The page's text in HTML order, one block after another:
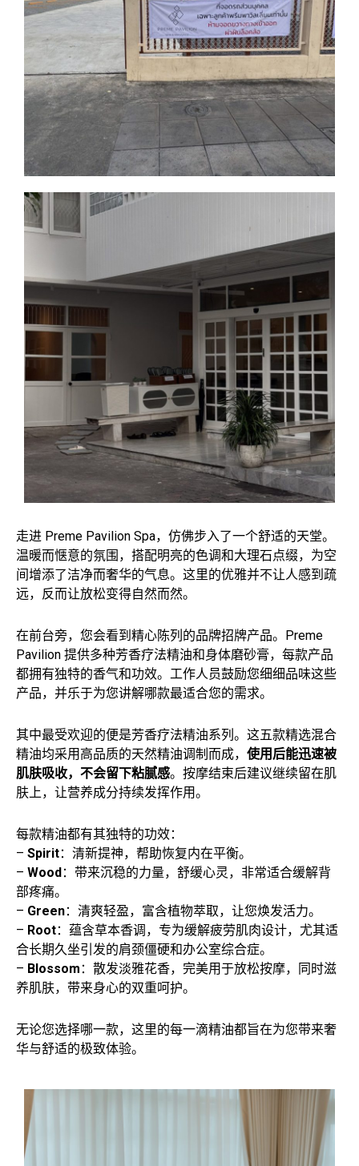
走进 Preme Pavilion Spa，仿佛步入了一个舒适的天堂。
温暖而惬意的氛围，搭配明亮的色调和大理石点缀，为空
间增添了洁净而奢华的气息。这里的优雅并不让人感到疏
远，反而让放松变得自然而然。
在前台旁，您会看到精心陈列的品牌招牌产品。Preme
Pavilion 提供多种芳香疗法精油和身体磨砂膏，每款产品
都拥有独特的香气和功效。工作人员鼓励您细细品味这些
产品，并乐于为您讲解哪款最适合您的需求。
其中最受欢迎的便是芳香疗法精油系列。这五款精选混合
精油均采用高品质的天然精油调制而成， 使用后能迅速被
肌肤吸收，不会留下粘腻感。按摩结束后建议继续留在肌
肤上，让营养成分持续发挥作用。
每款精油都有其独特的功效：
– Spirit：清新提神，帮助恢复内在平衡。
– Wood：带来沉稳的力量，舒缓心灵，非常适合缓解背
部疼痛。
– Green：清爽轻盈，富含植物萃取，让您焕发活力。
– Root：蕴含草本香调，专为缓解疲劳肌肉设计，尤其适
合长期久坐引发的肩颈僵硬和办公室综合症。
– Blossom ：散发淡雅花香，完美用于放松按摩，同时滋
养肌肤，带来身心的双重呵护。
无论您选择哪一款，这里的每一滴精油都旨在为您带来奢
华与舒适的极致体验。